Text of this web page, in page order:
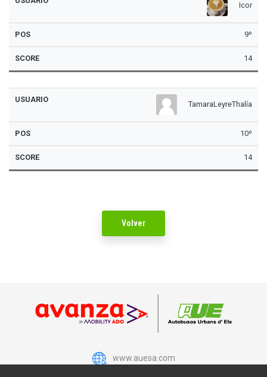
Icor
9º
14
TamaraLeyreThalía
10º
14
Volver
www.auesa.com